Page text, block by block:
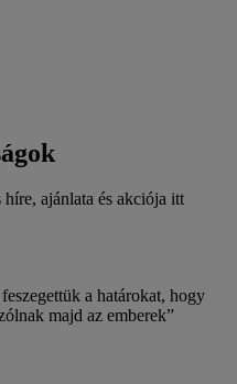
ajánlata és akciója itt
a határokat, hogy
majd az emberek”